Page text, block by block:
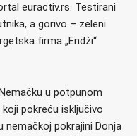
euractiv.rs. Testirani
a gorivo – zeleni
firma „Endži“
u potpunom
pokreću isključivo
nemačkoj pokrajini Donja